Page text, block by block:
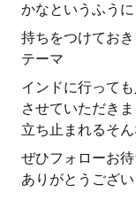
かなというふうに
持ちをつけてお
テーマ
インドに行って
させていただき
立ち止まれるそ
ぜひフォローお
ありがとうござ